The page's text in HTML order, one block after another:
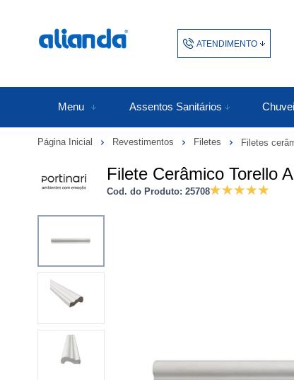
ATENDIMENTO
Menu Assentos Sanitários
Página Inicial Revestimentos Filetes Filetes
Filete Cerâmico Torello
Cod. do Produto: 25708